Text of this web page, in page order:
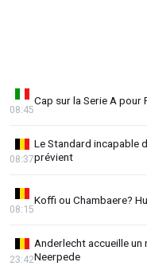
Cap sur la Serie A pour
08:45
Le Standard incapable
prévient
08:37
Koffi ou Chambaere?
08:15
Anderlecht accueille
Neerpede
23:42